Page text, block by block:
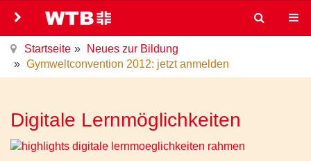
Startseite
Neues zur Bildung
Gymweltconvention 2012: jetzt anmelden
Digitale Lernmöglichkeiten